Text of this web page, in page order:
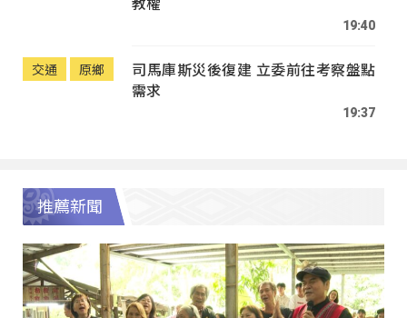
19:40
交通 原鄉
司馬庫斯災後復建 立委前往考察盤點
需求
19:37
推薦新聞